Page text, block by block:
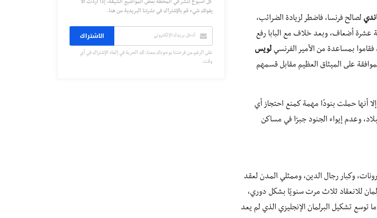
لصالح فرنسا، فاضطر لزيادة الضرائب،
عشرة أضعاف، وبعد خلاف مع البابا رفع
بمساعدة من الأمير الفرنسي لويس
الملك على الموافقة على الميثاق العظيم مقابل قسمهم
أنها حملت بنودًا مهمة كمنع احتجاز أي
وعدم إيواء الجنود جبرًا في مساكن
وكبار رجال الدين، وممثلي المدن لعقد
للانعقاد ثلاث مرت سنويًا بشكل دوري،
توسع تشكيل البرلمان الإنجليزي الذي لم يعد
كل أسبوع تُنشر في المحطة بعض المواضيع الشيقة، إذا أردت ألا
يفوتك شيء قم بالإشتراك في نشرتنا البريدية من هنا.
الاشتراك
على الرغم من فرحتنا بوجودك معنا، لك الحرية في إلغاء الإشتراك في أي
وقت.